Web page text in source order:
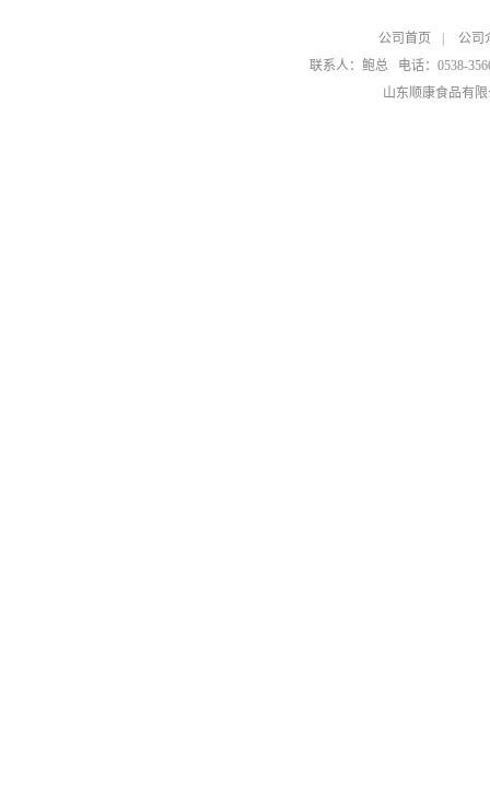
公司首页
公司
联系人：鲍总
电话：0538-
山东顺康食品有